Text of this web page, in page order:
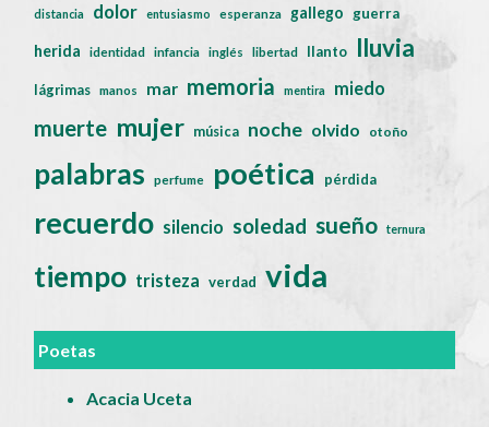
distancia dolor entusiasmo esperanza gallego guerra
herida identidad infancia inglés libertad llanto lluvia
lágrimas manos mar memoria mentira miedo
muerte mujer música noche olvido otoño
palabras perfume poética pérdida
recuerdo silencio soledad sueño ternura
tiempo tristeza verdad vida
Poetas
Acacia Uceta